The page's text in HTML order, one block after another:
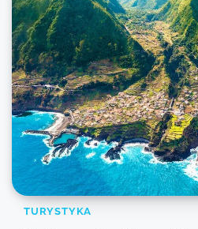
TURYSTYKA